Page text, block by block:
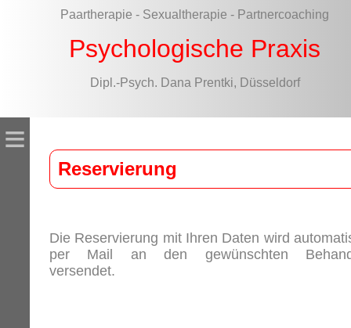
Paartherapie - Sexualtherapie - Partnercoaching
Psychologische Praxis
Dipl.-Psych. Dana Prentki, Düsseldorf
≡
Reservierung
Die Reservierung mit Ihren Daten wird
per Mail an den gewünschten
versendet.